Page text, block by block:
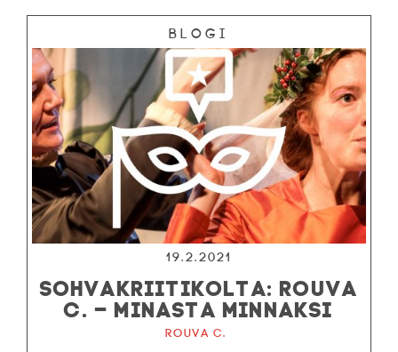
Blogi
19.2.2021
SOHVAKRIITIKOLTA: ROUVA
C. – MINASTA MINNAKSI
Rouva C.